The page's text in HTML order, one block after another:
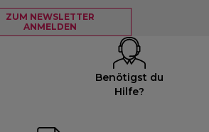
ZUM NEWSLETTER
ANMELDEN
Benötigst du
Hilfe?